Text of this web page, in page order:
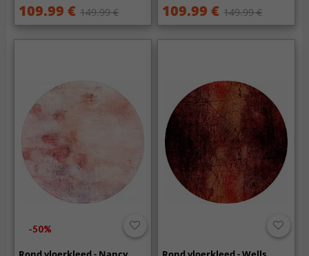
109.99 € 149.99 € 109.99 € 149.99 €
-50%